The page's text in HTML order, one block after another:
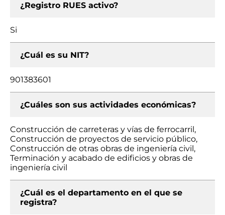
¿Registro RUES activo?
Si
¿Cuál es su NIT?
901383601
¿Cuáles son sus actividades económicas?
Construcción de carreteras y vías de ferrocarril,
Construcción de proyectos de servicio público,
Construcción de otras obras de ingeniería civil,
Terminación y acabado de edificios y obras de
ingeniería civil
¿Cuál es el departamento en el que se
registra?